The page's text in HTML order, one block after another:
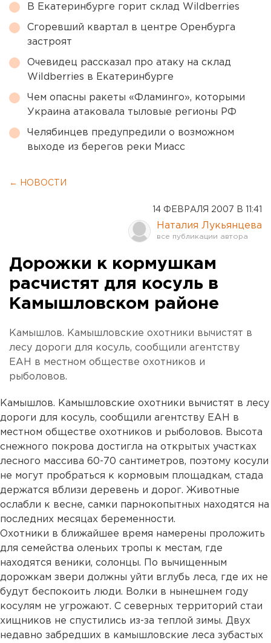
В Екатеринбурге горит склад Wildberries
Сгоревший квартал в центре Оренбурга
застроят
Очевидец рассказал про атаку на склад
Wildberries в Екатеринбурге
Чем опасны ракеты «Фламинго», которыми
Украина атаковала тыловые регионы РФ
Челябинцев предупредили о возможном
выходе из берегов реки Миасс
← НОВОСТИ
14 ФЕВРАЛЯ 2007 В 11:41
Наталия Лукьянцева
Дорожки к кормушкам
расчистят для косуль в
Камышловском районе
Камышлов. Камышловские охотники вычистят в
лесу дороги для косуль, сообщили агентству
ЕАН в местном обществе охотников и
рыболовов.
Камышлов. Камышловские охотники вычистят в лесу
дороги для косуль, сообщили агентству ЕАН в
местном обществе охотников и рыболовов. Высота
снежного покрова достигла на открытых участках
лесного массива 60-70 сантиметров, поэтому косули
не могут пробраться к кормовым площадкам, стада
держатся вблизи деревень и дорог. Животные
ослабли к весне, самки парнокопытных находятся на
последних месяцах беременности.
Охотники в ближайшее время намерены проложить
для семейства оленьих тропы к местам, где
находятся веники, солонцы. По вычищенным
дорожкам звери должны уйти вглубь леса, где их не
будут беспокоить люди. Волки в нынешнем году
косулям не угрожают. С северных территорий стаи
хищников не спустились из-за теплой зимы. Двух
недавно забредших в камышловские леса зубастых